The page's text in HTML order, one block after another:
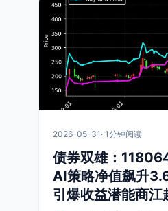
2026-05-31 · 1分钟阅读
债券双雄：
AI策略净值飙升
引爆收益潜能商